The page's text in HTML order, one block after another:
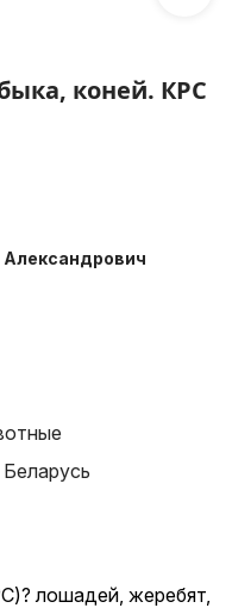
коней. КРС
лошадей, жеребят,